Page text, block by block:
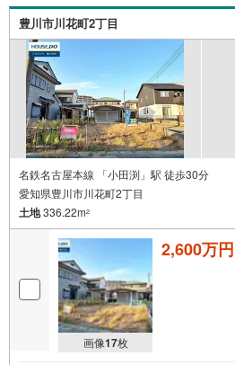
豊川市川花町2丁目
名鉄名古屋本線 「小田渕」駅 徒歩30分
愛知県豊川市川花町2丁目
土地336.22m2
画像17枚
2,600万円